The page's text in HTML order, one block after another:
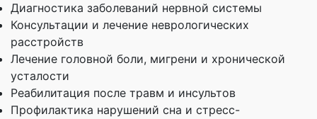
Диагностика заболеваний нервной системы
Консультации и лечение неврологических
расстройств
Лечение головной боли, мигрени и хронической
усталости
Реабилитация после травм и инсультов
Профилактика нарушений сна и стресс-